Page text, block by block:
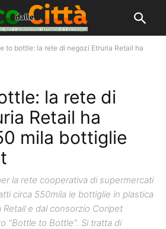
to bottle: la rete di negozi Etruria Retail ha
la rete di
Retail ha
mila bottiglie
la rete cooperativa di supermercati
circa 550mila le bottiglie in plastica
Retail e dal consorzio Coripet
"Bottle to Bottle". Si tratta di